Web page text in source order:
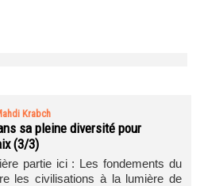
Krabch
sa pleine diversité pour
(3/3)
partie ici : Les fondements du
les civilisations à la lumière de